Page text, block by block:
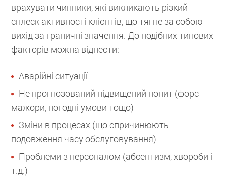
врахувати чинники, які викликають різкий
сплеск активності клієнтів, що тягне за собою
вихід за граничні значення. До подібних типових
факторів можна віднести:
Аварійні ситуації
Не прогнозований підвищений попит (форс-
мажори, погодні умови тощо)
Зміни в процесах (що спричинюють
подовження часу обслуговування)
Проблеми з персоналом (абсентизм, хвороби і
т.д.)